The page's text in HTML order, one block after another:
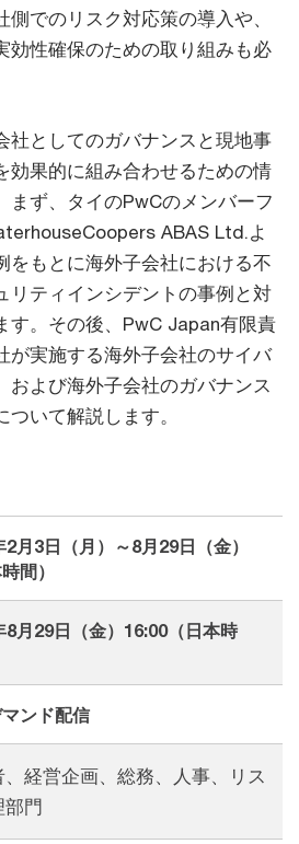
でのリスク対応策の導入や、
効性確保のための取り組みも必
社としてのガバナンスと現地事
効果的に組み合わせるための情
まず、タイのPwCのメンバーフ
ABAS Ltd.よ
をもとに海外子会社における不
リティインシデントの事例と対
す。その後、PwC Japan有限責
が実施する海外子会社のサイバ
および海外子会社のガバナンス
いて解説します。
2月3日（月）～8月29日（金）
間）
8月29日（金）16:00（日本時
ンド配信
、経営企画、総務、人事、リス
部門